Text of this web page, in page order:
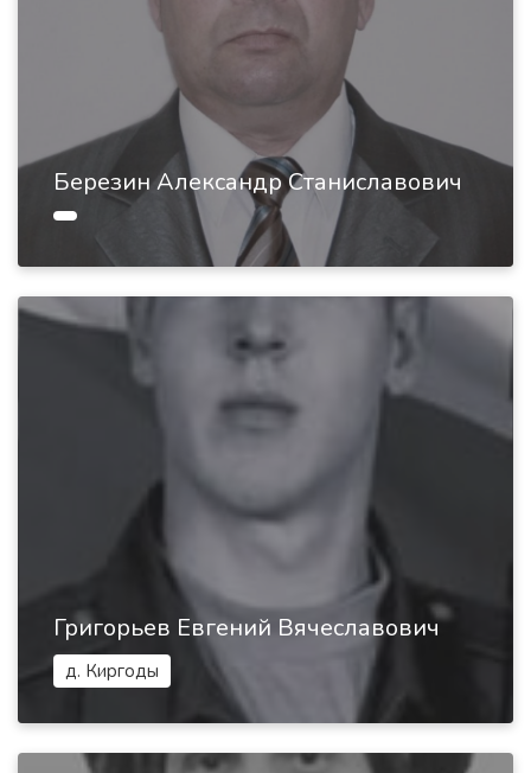
Березин Александр Станиславович
Григорьев Евгений Вячеславович
д. Киргоды